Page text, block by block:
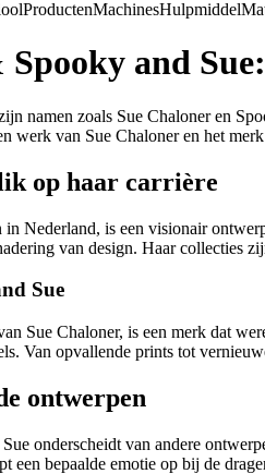
ProductenMachinesHulpmiddel
and
namen zoals Sue Chaloner en
werk van Sue Chaloner en het
op haar carrière
in Nederland, is een visionair
van design. Haar collecties
Sue
Sue Chaloner, is een merk dat
Van opvallende prints tot
ontwerpen
onderscheidt van andere
een bepaalde emotie op bij de